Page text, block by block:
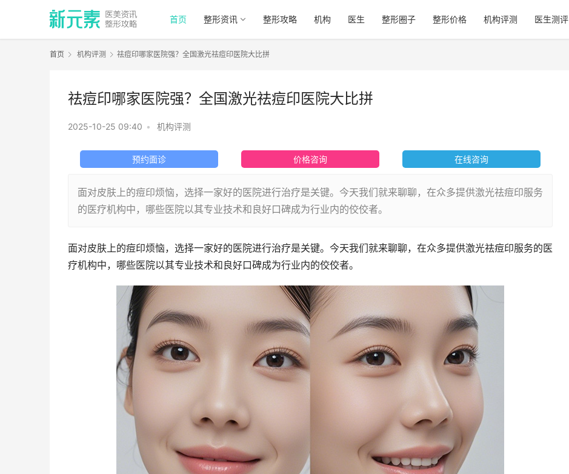
首页 整形资讯 整形攻略 机构 医生 整形圈子 整形价格 机构评测 医生测评
首页 机构评测 祛痘印哪家医院强？全国激光祛痘印医院大比拼
祛痘印哪家医院强？全国激光祛痘印医院大比拼
2025-10-25 09:40 • 机构评测
预约面诊 价格咨询 在线咨询
面对皮肤上的痘印烦恼，选择一家好的医院进行治疗是关键。今天我们就来聊聊，在众多提供激光祛痘印服务
的医疗机构中，哪些医院以其专业技术和良好口碑成为行业内的佼佼者。
面对皮肤上的痘印烦恼，选择一家好的医院进行治疗是关键。今天我们就来聊聊，在众多提供激光祛痘印服务的医
疗机构中，哪些医院以其专业技术和良好口碑成为行业内的佼佼者。